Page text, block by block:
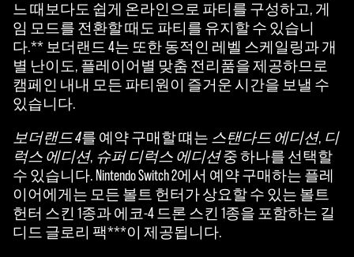
느 때보다도 쉽게 온라인으로 파티를 구성하고, 게
임 모드를 전환할 때도 파티를 유지할 수 있습니
다.** 보더랜드 4는 또한 동적인 레벨 스케일링과 개
별 난이도, 플레이어별 맞춤 전리품을 제공하므로
캠페인 내내 모든 파티원이 즐거운 시간을 보낼 수
있습니다.
보더랜드 4를 예약 구매할 떄는 스탠다드 에디션, 디
럭스 에디션, 슈퍼 디럭스 에디션중 하나를 선택할
수 있습니다. Nintendo Switch 2에서 예약 구매하는 플레
이어에게는 모든 볼트 헌터가 상요할 수 있는 볼트
헌터 스킨 1종과 에코-4 드론 스킨 1종을 포함하는 길
디드 글로리 팩***이 제공됩니다.